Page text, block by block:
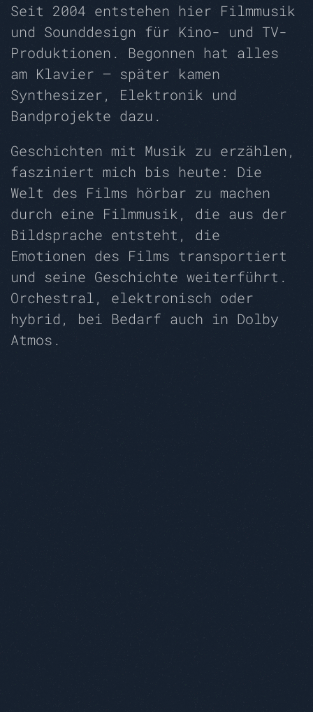
Seit 2004 entstehen hier Filmmusik
und Sounddesign für Kino- und TV-
Produktionen. Begonnen hat alles
am Klavier – später kamen
Synthesizer, Elektronik und
Bandprojekte dazu.
Geschichten mit Musik zu erzählen,
fasziniert mich bis heute: Die
Welt des Films hörbar zu machen
durch eine Filmmusik, die aus der
Bildsprache entsteht, die
Emotionen des Films transportiert
und seine Geschichte weiterführt.
Orchestral, elektronisch oder
hybrid, bei Bedarf auch in Dolby
Atmos.